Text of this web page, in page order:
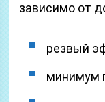
зависимо от
резвый
минимум